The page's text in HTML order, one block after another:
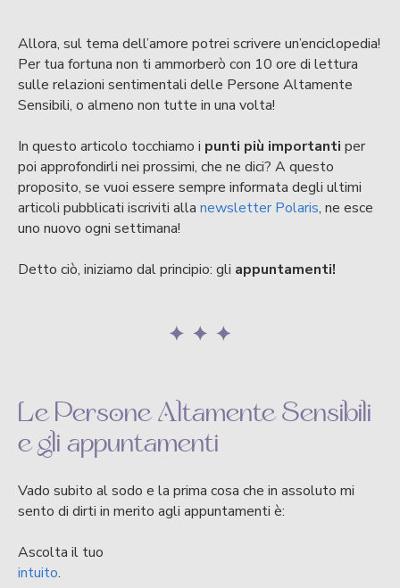
Allora, sul tema dell’amore potrei scrivere un’enciclopedia!
Per tua fortuna non ti ammorberò con 10 ore di lettura
sulle relazioni sentimentali delle Persone Altamente
Sensibili, o almeno non tutte in una volta!
In questo articolo tocchiamo i punti più importanti per
poi approfondirli nei prossimi, che ne dici? A questo
proposito, se vuoi essere sempre informata degli ultimi
articoli pubblicati iscriviti alla newsletter Polaris, ne esce
uno nuovo ogni settimana!
Detto ciò, iniziamo dal principio: gli appuntamenti!
Le Persone Altamente Sensibili
e gli appuntamenti
Vado subito al sodo e la prima cosa che in assoluto mi
sento di dirti in merito agli appuntamenti è:
Ascolta il tuo
intuito.